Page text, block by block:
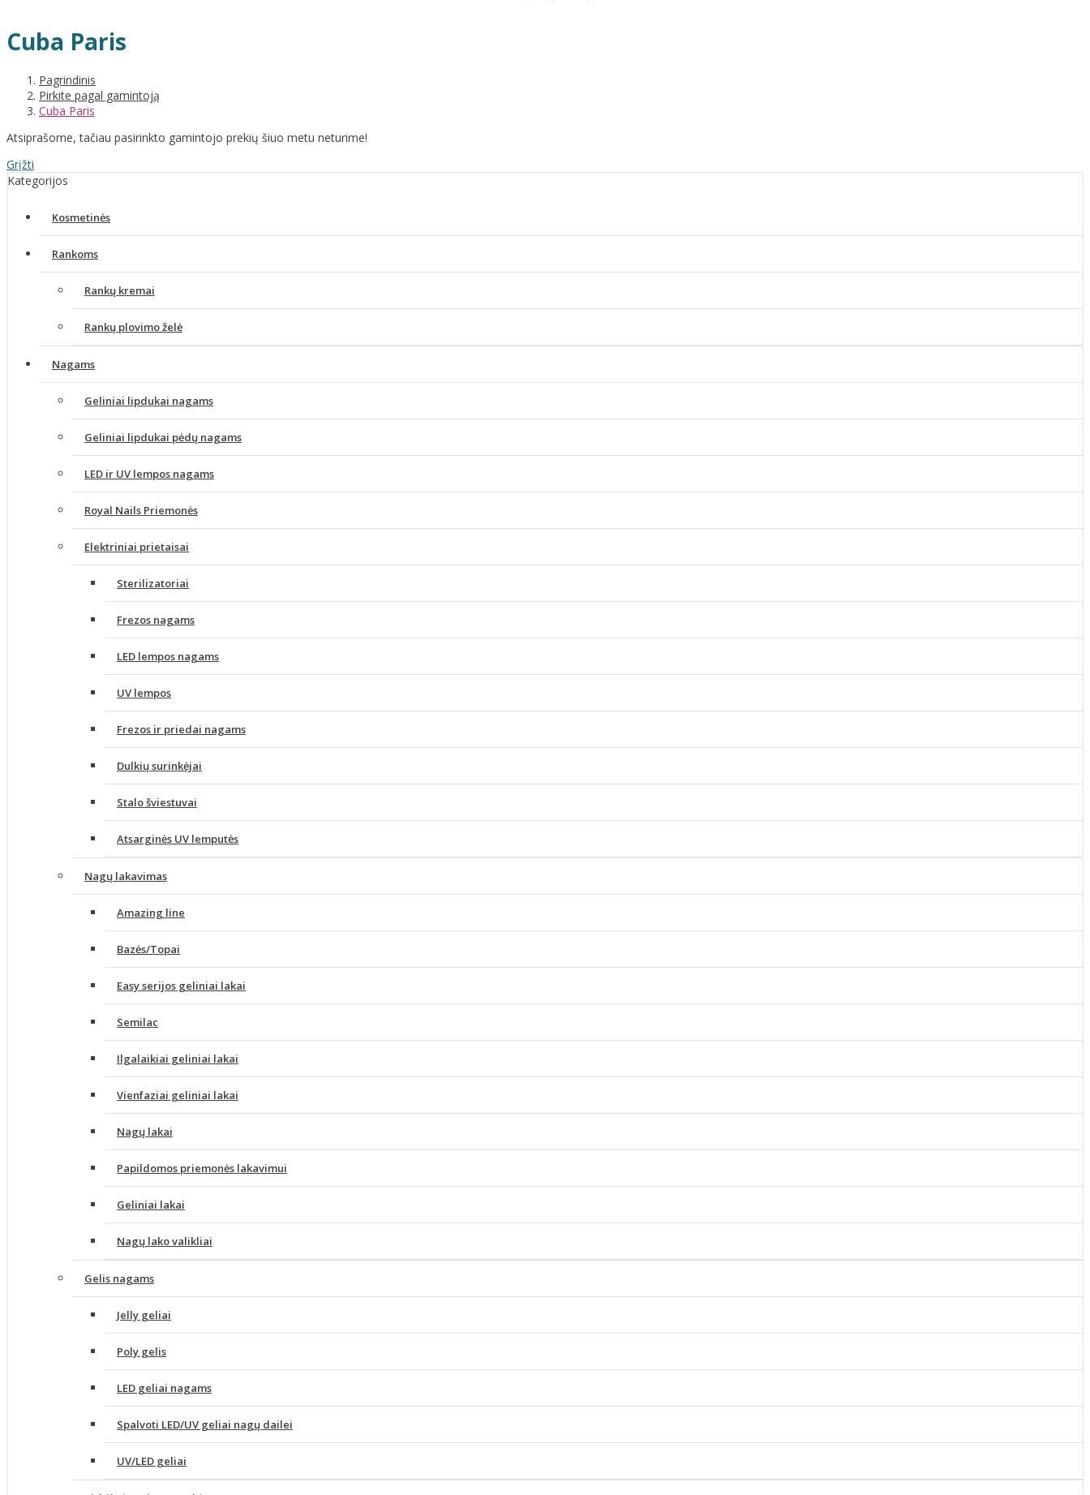
Cuba Paris
Pagrindinis
Pirkite pagal gamintoją
Cuba Paris
Atsiprašome, tačiau pasirinkto gamintojo prekių šiuo metu neturime!
Grįžti
Kategorijos
Kosmetinės
Rankoms
Rankų kremai
Rankų plovimo želė
Nagams
Geliniai lipdukai nagams
Geliniai lipdukai pėdų nagams
LED ir UV lempos nagams
Royal Nails Priemonės
Elektriniai prietaisai
Sterilizatoriai
Frezos nagams
LED lempos nagams
UV lempos
Frezos ir priedai nagams
Dulkių surinkėjai
Stalo šviestuvai
Atsarginės UV lemputės
Nagų lakavimas
Amazing line
Bazės/Topai
Easy serijos geliniai lakai
Semilac
Ilgalaikiai geliniai lakai
Vienfaziai geliniai lakai
Nagų lakai
Papildomos priemonės lakavimui
Geliniai lakai
Nagų lako valikliai
Gelis nagams
Jelly geliai
Poly gelis
LED geliai nagams
Spalvoti LED/UV geliai nagų dailei
UV/LED geliai